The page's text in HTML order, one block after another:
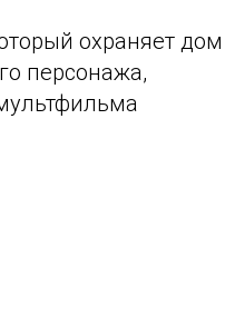
охраняет дом
персонажа,